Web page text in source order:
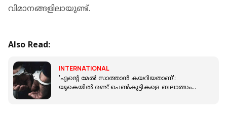
വിമാനങ്ങളിലായുണ്ട്.
Also Read:
INTERNATIONAL
'എന്റെ മേല്‍ സാത്താന്‍ കയറിയതാണ്':
യുകെയില്‍ രണ്ട് പെണ്‍കുട്ടികളെ ബലാത്സംഗം